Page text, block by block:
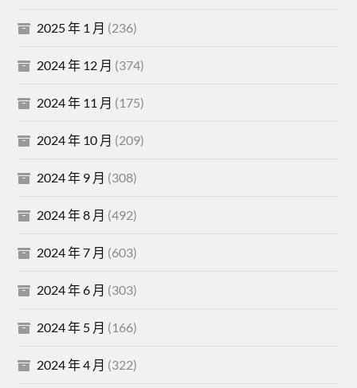
2025 年 1 月 (236)
2024 年 12 月 (374)
2024 年 11 月 (175)
2024 年 10 月 (209)
2024 年 9 月 (308)
2024 年 8 月 (492)
2024 年 7 月 (603)
2024 年 6 月 (303)
2024 年 5 月 (166)
2024 年 4 月 (322)